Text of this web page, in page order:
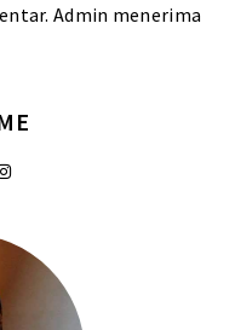
Admin menerima